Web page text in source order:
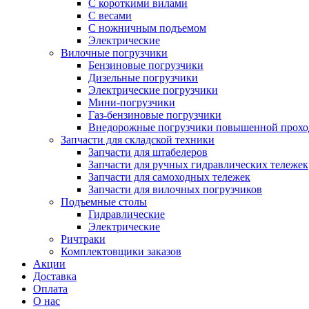
С короткими вилами
С весами
С ножничным подъемом
Электрические
Вилочные погрузчики
Бензиновые погрузчики
Дизельные погрузчики
Электрические погрузчики
Мини-погрузчики
Газ-бензиновые погрузчики
Внедорожные погрузчики повышенной
Запчасти для складской техники
Запчасти для штабелеров
Запчасти для ручных гидравлических тележек
Запчасти для самоходных тележек
Запчасти для вилочных погрузчиков
Подъемные столы
Гидравлические
Электрические
Ричтраки
Комплектовщики заказов
Акции
Доставка
Оплата
О нас